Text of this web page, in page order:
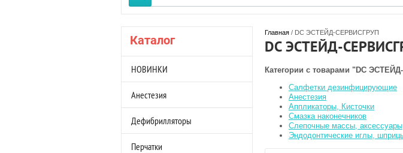
Каталог
НОВИНКИ
Анестезия
Дефибрилляторы
Перчатки
Главная / DC ЭСТЕЙД-СЕРВИСГРУП
DC ЭСТЕЙД-
Категории с товарами "DC
Салфетки дезинфицирующие
Анестезия
Аппликаторы, Кисточки
Смазка наконечников
Слепочные массы, аксессуары
Эндодонтические иглы,